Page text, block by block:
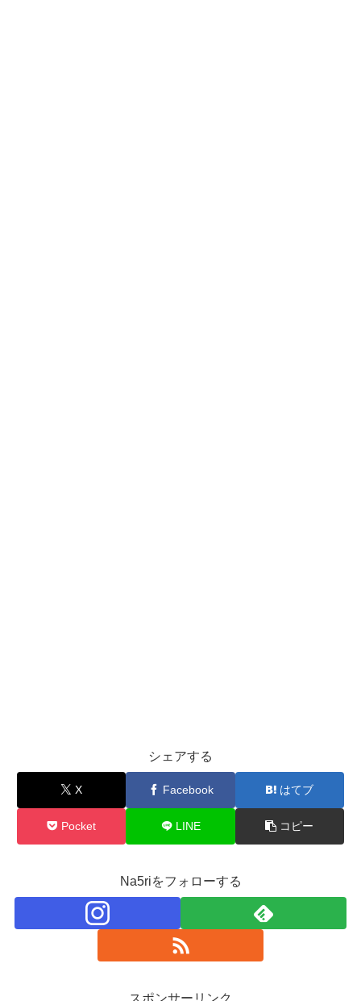
シェアする
X Facebook はてブ
Pocket LINE コピー
Na5riをフォローする
スポンサーリンク